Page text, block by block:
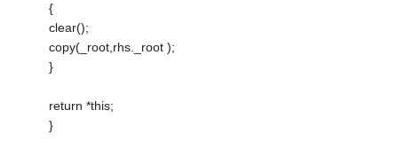
{
clear();
copy(_root,rhs._root );
}
return *this;
}